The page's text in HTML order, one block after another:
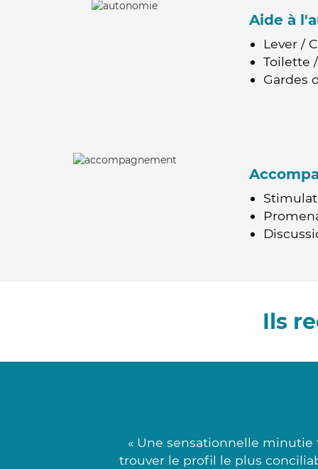
Aide à
Lever /
Toilette
Gardes
Ils
« Une sensationnelle
trouver le profil le plus